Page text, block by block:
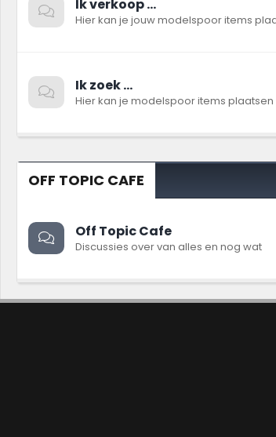
Ik verkoop ...
Hier kan je jouw modelspoor items
Ik zoek ...
Hier kan je modelspoor items
OFF TOPIC CAFE
Off Topic Cafe
Discussies over van alles en nog wat